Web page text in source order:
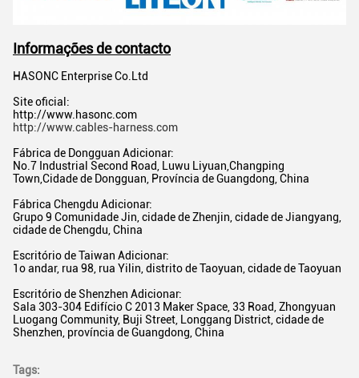
Informações de contacto
HASONC Enterprise Co.Ltd
Site oficial:
http://www.hasonc.com
http://www.cables-harness.com
Fábrica de Dongguan Adicionar:
No.7 Industrial Second Road, Luwu Liyuan,Changping
Town,Cidade de Dongguan, Província de Guangdong, China
Fábrica Chengdu Adicionar:
Grupo 9 Comunidade Jin, cidade de Zhenjin, cidade de Jiangyang,
cidade de Chengdu, China
Escritório de Taiwan Adicionar:
1o andar, rua 98, rua Yilin, distrito de Taoyuan, cidade de Taoyuan
Escritório de Shenzhen Adicionar:
Sala 303-304 Edifício C 2013 Maker Space, 33 Road, Zhongyuan
Luogang Community, Buji Street, Longgang District, cidade de
Shenzhen, província de Guangdong, China
Tags: